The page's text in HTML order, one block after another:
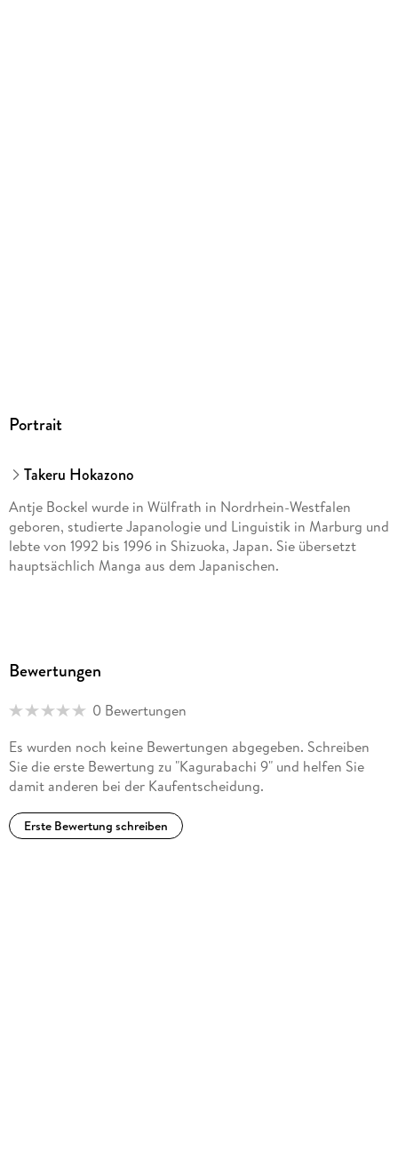
Portrait
Takeru Hokazono
Antje Bockel wurde in Wülfrath in Nordrhein-Westfalen
geboren, studierte Japanologie und Linguistik in Marburg und
lebte von 1992 bis 1996 in Shizuoka, Japan. Sie übersetzt
hauptsächlich Manga aus dem Japanischen.
Bewertungen
0 Bewertungen
Es wurden noch keine Bewertungen abgegeben. Schreiben
Sie die erste Bewertung zu "Kagurabachi 9" und helfen Sie
damit anderen bei der Kaufentscheidung.
Erste Bewertung schreiben